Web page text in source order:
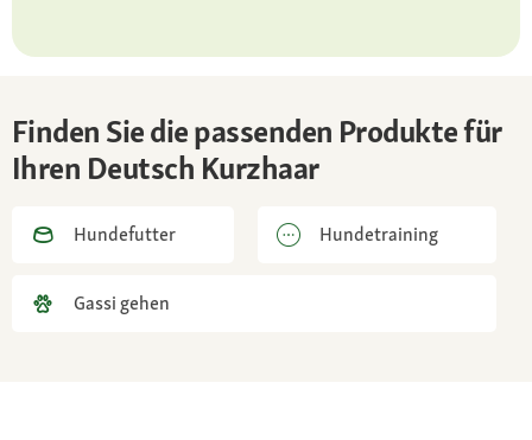
zuverlässig, ausgeglichen, energiegeladen,
Gesundheit
Neigung zu progressiver Retinaatrophie (PRA)
Pflege
Finden Sie die passenden Produkte für
Ihren Deutsch Kurzhaar
Hundefutter Hundetraining
Gassi gehen